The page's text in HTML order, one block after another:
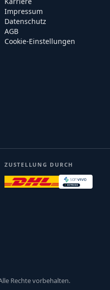
Impressum
Datenschutz
AGB
Cookie-Einstellungen
ZUSTELLUNG DURCH
Rechte vorbehalten.